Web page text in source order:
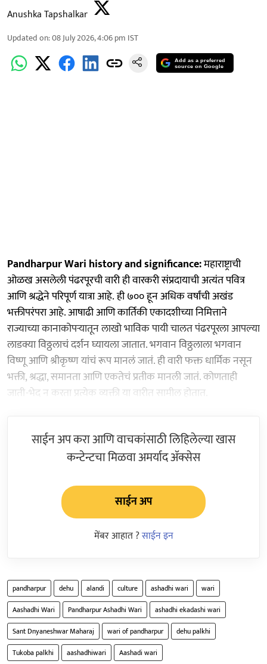
Anushka Tapshalkar
Updated on:08 July 2026, 4:06 pm IST
Add as a preferred
source on Google
Pandharpur Wari history and significance:महाराष्ट्राची
ओळख असलेली पंढरपूरची वारी ही वारकरी संप्रदायाची अत्यंत पवित्र
आणि श्रद्धेने परिपूर्ण यात्रा आहे. ही ७०० हून अधिक वर्षांची अखंड
भक्तीपरंपरा आहे. आषाढी आणि कार्तिकी एकादशीच्या निमित्ताने
राज्याच्या कानाकोपऱ्यातून लाखो भाविक पायी चालत पंढरपूरला आपल्या
लाडक्या विठ्ठलाचं दर्शन घ्यायला जातात. भगवान विठ्ठलाला भगवान
विष्णू आणि श्रीकृष्ण यांचं रूप मानलं जातं. ही वारी फक्त धार्मिक नसून
भक्ती, श्रद्धा, समानता आणि एकतेचं प्रतीक मानली जातं. कोणताही
जाती-भेद न करता प्रत्येक व्यक्ती या वारीत सामील होतात.
साईन अप करा आणि वाचकांसाठी लिहिलेल्या खास
कन्टेन्टचा मिळवा अमर्याद ॲक्सेस
साईन अप
मेंबर आहात ?साईन इन
pandharpur dehu alandi culture ashadhi wari
wari
Aashadhi Wari
Pandharpur Ashadhi Wari
ashadhi ekadashi wari
Sant Dnyaneshwar Maharaj
wari of pandharpur
dehu palkhi
Tukoba palkhi
aashadhiwari Aashadi wari